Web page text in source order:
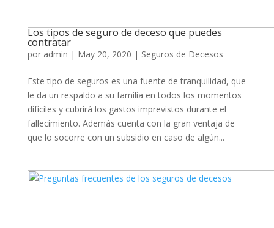
Los tipos de seguro de deceso que puedes
contratar
por admin | May 20, 2020 | Seguros de Decesos
Este tipo de seguros es una fuente de tranquilidad, que
le da un respaldo a su familia en todos los momentos
difíciles y cubrirá los gastos imprevistos durante el
fallecimiento. Además cuenta con la gran ventaja de
que lo socorre con un subsidio en caso de algún...